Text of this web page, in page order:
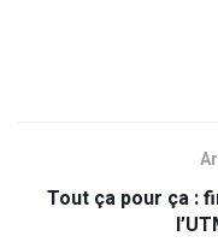
Tout ça pour ça :